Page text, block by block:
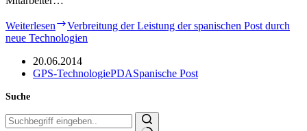
Weiterlesen
Verbreitung der Leistung der spanischen Post durch
neue Technologien
20.06.2014
GPS-TechnologiePDASpanische Post
Suche